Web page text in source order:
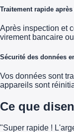
Traitement rapide
Après inspection et
virement bancaire
Sécurité des données
Vos données sont
appareils sont
Ce que
"Super rapide !